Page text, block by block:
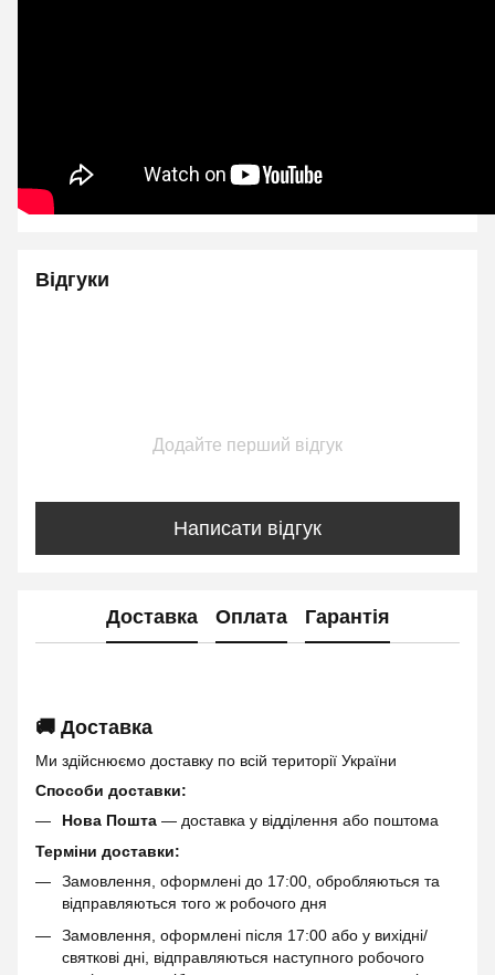
Відгуки
Додайте перший відгук
Написати відгук
Доставка Оплата Гарантія
🚚 Доставка
Ми здійснюємо доставку по всій території України
Способи доставки:
Нова Пошта — доставка у відділення або поштома
Терміни доставки:
Замовлення, оформлені до 17:00, обробляються та
відправляються того ж робочого дня
Замовлення, оформлені після 17:00 або у вихідні/
святкові дні, відправляються наступного робочого